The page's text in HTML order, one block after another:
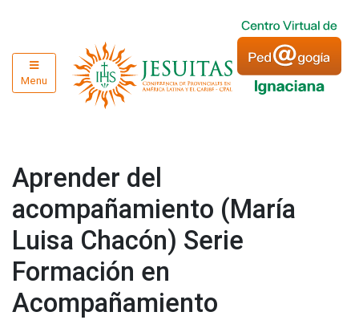
Menu
Aprender del
acompañamiento (María
Luisa Chacón) Serie
Formación en
Acompañamiento